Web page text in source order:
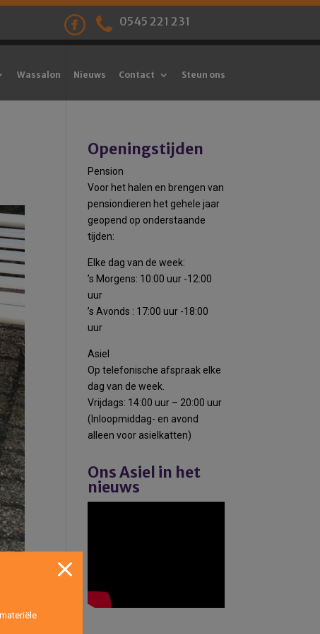
0545 221 231
Wassalon Nieuws Contact Steun ons
Openingstijden
Pension
Voor het halen en brengen van
pensiondieren het gehele jaar
geopend op onderstaande
tijden:
Elke dag van de week:
’s Morgens: 10:00 uur -12:00
uur
’s Avonds : 17:00 uur -18:00
uur
Asiel
Op telefonische afspraak elke
dag van de week.
Vrijdags: 14:00 uur – 20:00 uur
(Inloopmiddag- en avond
alleen voor asielkatten)
Ons Asiel in het
nieuws